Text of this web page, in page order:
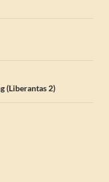
(Liberantas 2)